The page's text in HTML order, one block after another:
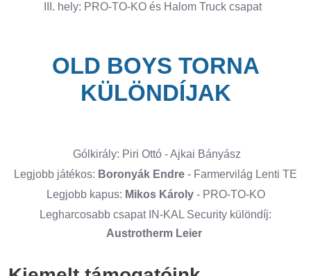
III. hely: PRO-TO-KO és Halom Truck csapat
OLD BOYS TORNA
KÜLÖNDÍJAK
Gólkirály: Piri Ottó - Ajkai Bányász
Legjobb játékos: Boronyák Endre - Farmervilág Lenti TE
Legjobb kapus: Mikos Károly- PRO-TO-KO
Legharcosabb csapat IN-KAL Security különdíj:
Austrotherm Leier